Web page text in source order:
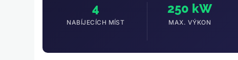
4
NABÍJECÍCH MÍST
250 kW
MAX. VÝKON